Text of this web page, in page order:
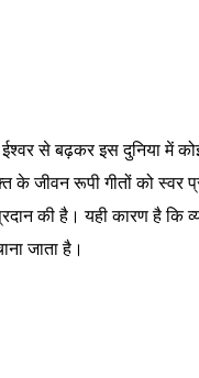
से बढ़कर इस दुनिया में
के जीवन रूपी गीतों को स्वर
की है। यही कारण है कि
जाता है।